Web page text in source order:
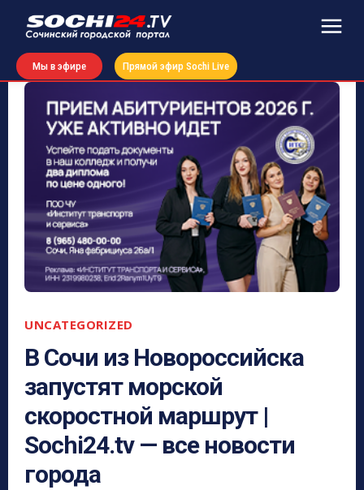
Мы в эфире Прямой эфир Sochi Live
UNCATEGORIZED
В Сочи из Новороссийска
запустят морской
скоростной маршрут |
Sochi24.tv — все новости
города